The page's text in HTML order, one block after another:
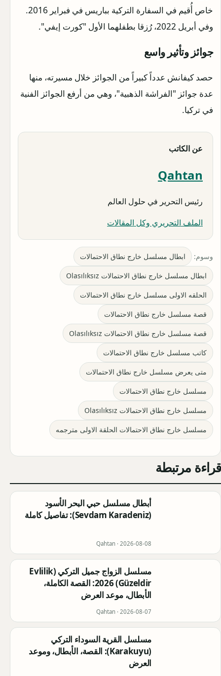
خاص أُقيم في السفارة التركية بباريس في فبراير 2016.
وفي أبريل 2022، رُزقا بطفلهما الأول "كورت إيفي".
جوائز وتأثير واسع
حصد كيفانش عدداً كبيراً من الجوائز خلال مسيرته، منها
عدة جوائز "الفراشة الذهبية"، وهي من أرفع الجوائز الفنية
في تركيا.
عن الكاتب
Qahtan
رئيس التحرير في حلول العالم
الملف التحريري وكل المقالات
وسوم: ابطال مسلسل خارج نطاق الاحتمالات
ابطال مسلسل خارج نطاق الاحتمالات Olasılıksız
الحلقه الاولى مسلسل خارج نطاق الاحتمالات
قصة مسلسل خارج نطاق الاحتمالات
قصة مسلسل خارج نطاق الاحتمالات Olasılıksız
كاتب مسلسل خارج نطاق الاحتمالات
متى يعرض مسلسل خارج نطاق الاحتمالات
مسلسل خارج نطاق الاحتمالات
مسلسل خارج نطاق الاحتمالات Olasılıksız
مسلسل خارج نطاق الاحتمالات الحلقة الاولى مترجمه
قراءة مرتبطة
أبطال مسلسل حبي البحر الأسود
(Sevdam Karadeniz): تفاصيل كاملة
Qahtan · 2026-08-08
مسلسل الزواج جميل التركي (Evlilik
Güzeldir) 2026: القصة الكاملة،
الأبطال، موعد العرض
Qahtan · 2026-08-07
مسلسل القرية السوداء التركي
(Karakuyu): القصة، الأبطال، وموعد
العرض